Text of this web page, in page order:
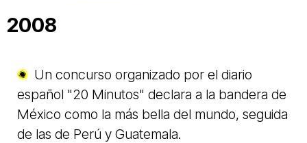
2008
Un concurso organizado por el diario
español "20 Minutos" declara a la bandera de
México como la más bella del mundo, seguida
de las de Perú y Guatemala.